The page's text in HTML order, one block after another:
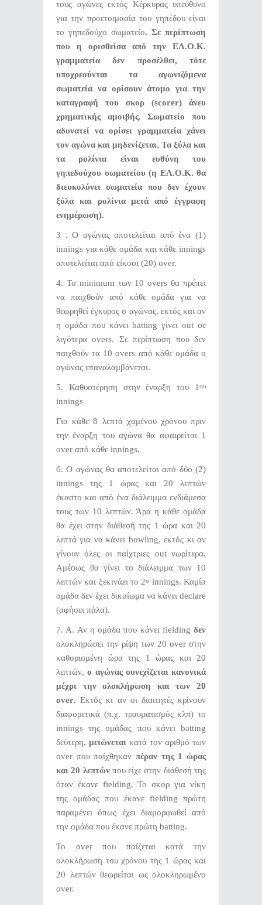
τους αγώνες εκτός Κέρκυρας υπεύθυνο
για την προετοιμασία του γηπέδου είναι
το γηπεδούχο σωματείο. Σε περίπτωση
που η ορισθείσα από την ΕΛ.Ο.Κ.
γραμματεία δεν προσέλθει, τότε
υποχρεούνται τα αγωνιζόμενα
σωματεία να ορίσουν άτομο για την
καταγραφή του σκορ (scorer) άνευ
χρηματικής αμοιβής. Σωματείο που
αδυνατεί να ορίσει γραμματεία χάνει
τον αγώνα και μηδενίζεται. Τα ξύλα και
τα ρολίνια είναι ευθύνη του
γηπεδούχου σωματείου (η ΕΛ.Ο.Κ. θα
διευκολύνει σωματεία που δεν έχουν
ξύλα και ρολίνια μετά από έγγραφη
ενημέρωση).
3 . Ο αγώνας αποτελείται από ένα (1)
innings για κάθε ομάδα και κάθε innings
αποτελείται από είκοσι (20) over.
4. Το minimum των 10 overs θα πρέπει
να παιχθούν από κάθε ομάδα για να
θεωρηθεί έγκυρος ο αγώνας, εκτός και αν
η ομάδα που κάνει batting γίνει out σε
λιγότερα overs. Σε περίπτωση που δεν
παιχθούν τα 10 overs από κάθε ομάδα ο
αγώνας επαναλαμβάνεται.
5. Καθυστέρηση στην έναρξη του 1 ου
innings
Για κάθε 8 λεπτά χαμένου χρόνου πριν
την έναρξη του αγώνα θα αφαιρείται 1
over από κάθε innings.
6. Ο αγώνας θα αποτελείται από δύο (2)
innings της 1 ώρας και 20 λεπτών
έκαστο και από ένα διάλειμμα ενδιάμεσα
τους των 10 λεπτών. Άρα η κάθε ομάδα
θα έχει στην διάθεσή της 1 ώρα και 20
λεπτά για να κάνει bowling, εκτός κι αν
γίνουν όλες οι παίχτριες out νωρίτερα.
Αμέσως θα γίνει το διάλειμμα των 10
λεπτών και ξεκινάει το 2ο innings. Καμία
ομάδα δεν έχει δικαίωμα να κάνει declare
(αφήσει πάλα).
7. Α. Αν η ομάδα που κάνει fielding δεν
ολοκληρώσει την ρίψη των 20 over στην
καθορισμένη ώρα της 1 ώρας και 20
λεπτών,ο αγώνας συνεχίζεται κανονικά
μέχρι την ολοκλήρωση και των 20
over. Εκτός κι αν οι διαιτητές κρίνουν
διαφορετικά (π.χ. τραυματισμός κλπ) το
innings της ομάδας που κάνει batting
δεύτερη, μειώνεται κατά τον αριθμό των
over που παίχθηκαν πέραν της 1 ώρας
και 20 λεπτών που είχε στην διάθεσή της
όταν έκανε fielding. Το σκορ για νίκη
της ομάδας που έκανε fielding πρώτη
παραμένει όπως έχει διαμορφωθεί από
την ομάδα που έκανε πρώτη batting.
Το over που παίζεται κατά την
ολοκλήρωση του χρόνου της 1 ώρας και
20 λεπτών θεωρείται ως ολοκληρωμένο
over.